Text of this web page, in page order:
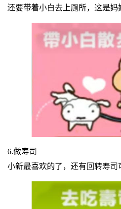
还要带着小白去上厕所，这是妈
6.做寿司
小新最喜欢的了，还有回转寿司